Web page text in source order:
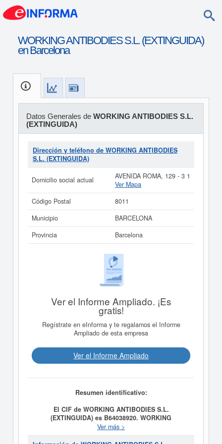
WORKING ANTIBODIES S.L. (EXTINGUIDA)
en Barcelona
Datos Generales de WORKING ANTIBODIES S.L.
(EXTINGUIDA)
Dirección y teléfono de WORKING ANTIBODIES
S.L. (EXTINGUIDA)
Domicilio social actual
AVENIDA ROMA, 129 - 3 1
Ver Mapa
Código Postal
8011
Municipio
BARCELONA
Provincia
Barcelona
Ver el Informe Ampliado. ¡Es
gratis!
Regístrate en eInforma y te regalamos el Informe
Ampliado de esta empresa
Ver el Informe Ampliado
Resumen identificativo:
El CIF de WORKING ANTIBODIES S.L.
(EXTINGUIDA) es B64038920. WORKING
ANTIBODIES S.L. (EXTINGUIDA)
01/12/2005 con el objetivo de LA INVESTIGACION,
Ver más >